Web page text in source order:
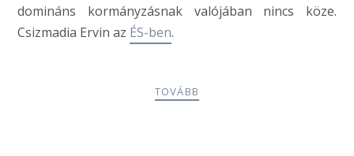
domináns kormányzásnak valójában nincs köze.
Csizmadia Ervin az ÉS-ben.
TOVÁBB